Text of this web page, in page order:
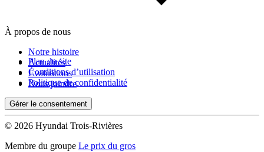
À propos de nous
Notre histoire
Actualités
Évaluations
Nous joindre
Plan du site
Conditions d’utilisation
Politique de confidentialité
Gérer le consentement
© 2026 Hyundai Trois-Rivières
Membre du groupe Le prix du gros